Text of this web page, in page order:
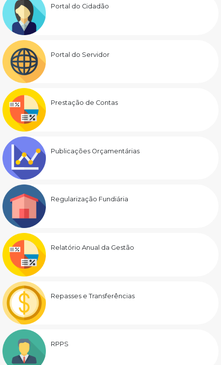
Portal do Cidadão
Portal do Servidor
Prestação de Contas
Publicações Orçamentárias
Regularização Fundiária
Relatório Anual da Gestão
Repasses e Transferências
RPPS